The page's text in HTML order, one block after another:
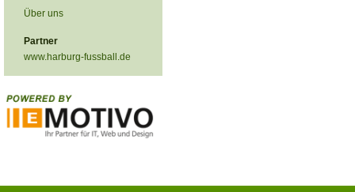
Über uns
Partner
www.harburg-fussball.de